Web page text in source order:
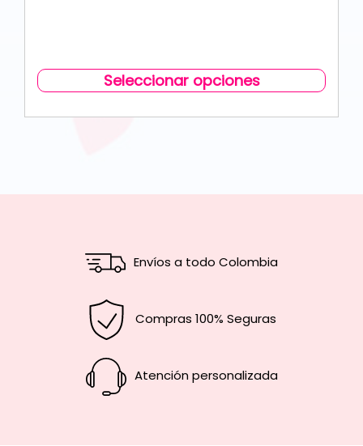
Seleccionar opciones
Envíos a todo Colombia
Compras 100% Seguras
Atención personalizada